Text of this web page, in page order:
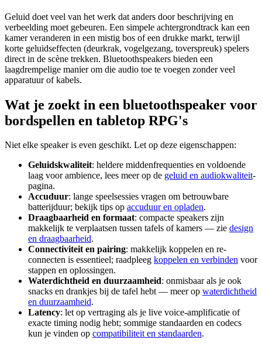
Geluid doet veel van het werk dat anders door beschrijving en
verbeelding moet gebeuren. Een simpele achtergrondtrack kan een
kamer veranderen in een mistig bos of een drukke markt, terwijl
korte geluidseffecten (deurkrak, vogelgezang, toverspreuk) spelers
direct in de scène trekken. Bluetoothspeakers bieden een
laagdrempelige manier om die audio toe te voegen zonder veel
apparatuur of kabels.
Wat je zoekt in een bluetoothspeaker voor
bordspellen en tabletop RPG's
Niet elke speaker is even geschikt. Let op deze eigenschappen:
Geluidskwaliteit: heldere middenfrequenties en voldoende
laag voor ambience, lees meer op de geluid en audiokwaliteit-
pagina.
Accuduur: lange speelsessies vragen om betrouwbare
batterijduur; bekijk tips op accuduur en opladen.
Draagbaarheid en formaat: compacte speakers zijn
makkelijk te verplaatsen tussen tafels of kamers — zie design
en draagbaarheid.
Connectiviteit en pairing: makkelijk koppelen en re-
connecten is essentieel; raadpleeg koppelen en verbinden voor
stappen en oplossingen.
Waterdichtheid en duurzaamheid: onmisbaar als je ook
snacks en drankjes bij de tafel hebt — meer op waterdichtheid
en duurzaamheid.
Latency: let op vertraging als je live voice-amplificatie of
exacte timing nodig hebt; sommige standaarden en codecs
kun je vinden op compatibiliteit en standaarden.